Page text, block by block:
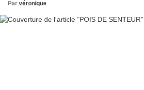
Par véronique